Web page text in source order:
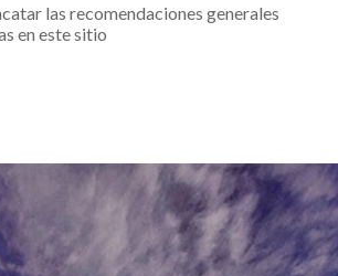
las recomendaciones generales
en este sitio